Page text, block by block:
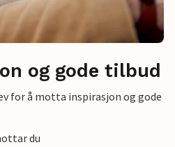
og gode tilbud
for å motta inspirasjon og gode
du